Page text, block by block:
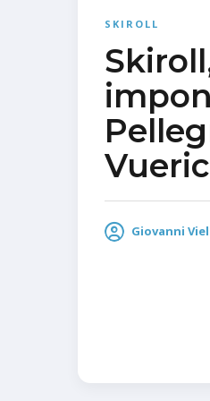
SKIROLL
Giovanni Viel